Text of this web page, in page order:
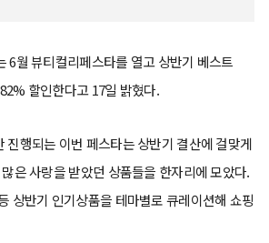
6월 뷰티컬리페스타를 열고 상반기 베스트
할인한다고 17일 밝혔다.
진행되는 이번 페스타는 상반기 결산에 걸맞게
은 사랑을 받았던 상품들을 한자리에 모았다.
상반기 인기상품을 테마별로 큐레이션해 쇼핑